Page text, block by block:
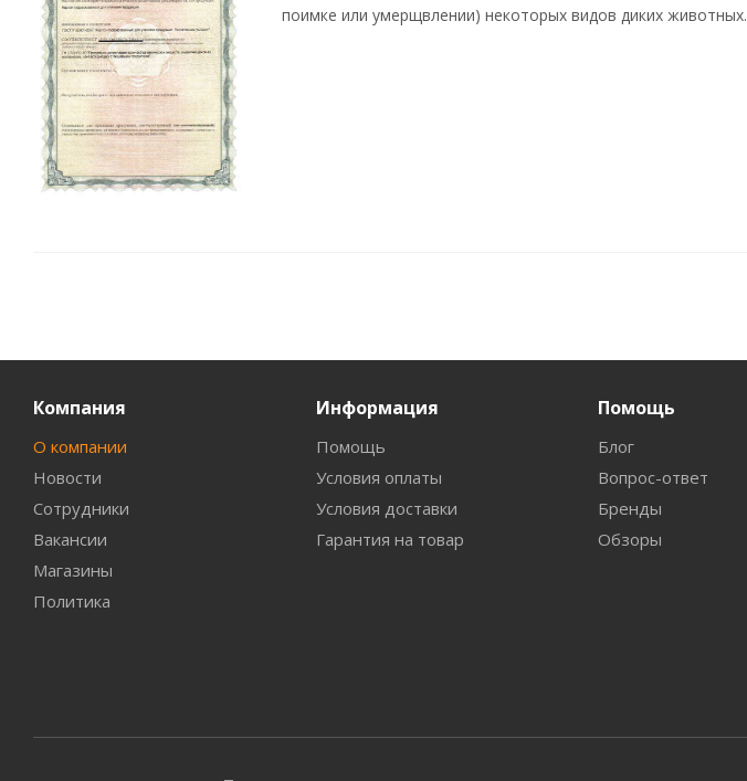
поимке или умерщвлении) некоторых видов диких животных.
Компания
О компании
Новости
Сотрудники
Вакансии
Магазины
Политика
Информация
Помощь
Условия оплаты
Условия доставки
Гарантия на товар
Помощь
Блог
Вопрос-ответ
Бренды
Обзоры